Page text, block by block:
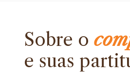
Sobre o
e suas